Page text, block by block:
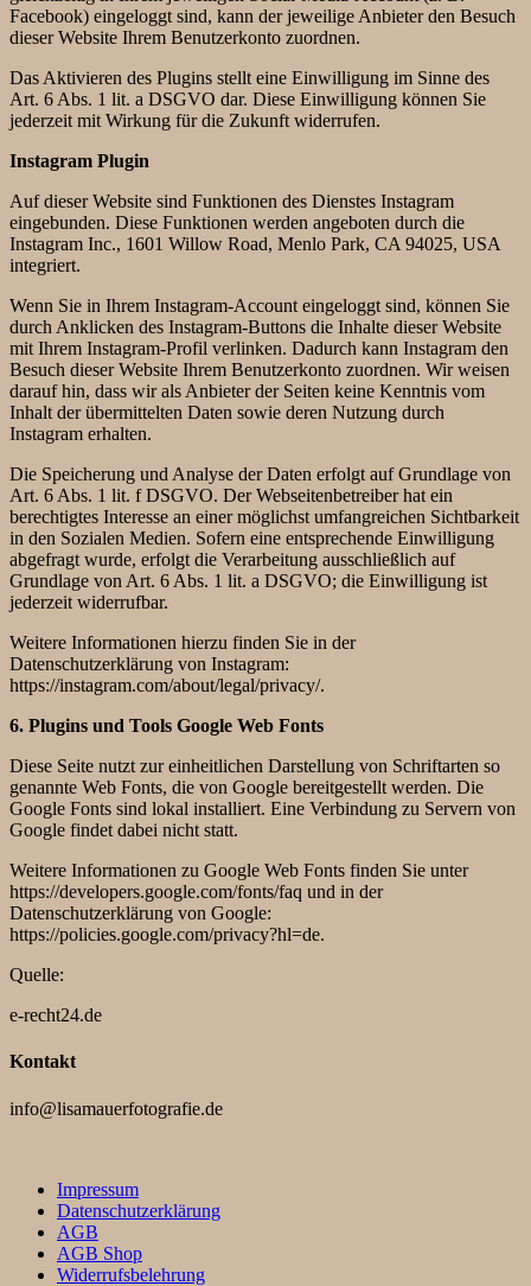
Facebook) eingeloggt sind, kann der jeweilige Anbieter den Besuch
dieser Website Ihrem Benutzerkonto zuordnen.
Das Aktivieren des Plugins stellt eine Einwilligung im Sinne des
Art. 6 Abs. 1 lit. a DSGVO dar. Diese Einwilligung können Sie
jederzeit mit Wirkung für die Zukunft widerrufen.
Instagram Plugin
Auf dieser Website sind Funktionen des Dienstes Instagram
eingebunden. Diese Funktionen werden angeboten durch die
Instagram Inc., 1601 Willow Road, Menlo Park, CA 94025, USA
integriert.
Wenn Sie in Ihrem Instagram-Account eingeloggt sind, können Sie
durch Anklicken des Instagram-Buttons die Inhalte dieser Website
mit Ihrem Instagram-Profil verlinken. Dadurch kann Instagram den
Besuch dieser Website Ihrem Benutzerkonto zuordnen. Wir weisen
darauf hin, dass wir als Anbieter der Seiten keine Kenntnis vom
Inhalt der übermittelten Daten sowie deren Nutzung durch
Instagram erhalten.
Die Speicherung und Analyse der Daten erfolgt auf Grundlage von
Art. 6 Abs. 1 lit. f DSGVO. Der Webseitenbetreiber hat ein
berechtigtes Interesse an einer möglichst umfangreichen Sichtbarkeit
in den Sozialen Medien. Sofern eine entsprechende Einwilligung
abgefragt wurde, erfolgt die Verarbeitung ausschließlich auf
Grundlage von Art. 6 Abs. 1 lit. a DSGVO; die Einwilligung ist
jederzeit widerrufbar.
Weitere Informationen hierzu finden Sie in der
Datenschutzerklärung von Instagram:
https://instagram.com/about/legal/privacy/.
6. Plugins und Tools Google Web Fonts
Diese Seite nutzt zur einheitlichen Darstellung von Schriftarten so
genannte Web Fonts, die von Google bereitgestellt werden. Die
Google Fonts sind lokal installiert. Eine Verbindung zu Servern von
Google findet dabei nicht statt.
Weitere Informationen zu Google Web Fonts finden Sie unter
https://developers.google.com/fonts/faq und in der
Datenschutzerklärung von Google:
https://policies.google.com/privacy?hl=de.
Quelle:
e-recht24.de
Kontakt
info@lisamauerfotografie.de
Impressum
Datenschutzerklärung
AGB
AGB Shop
Widerrufsbelehrung